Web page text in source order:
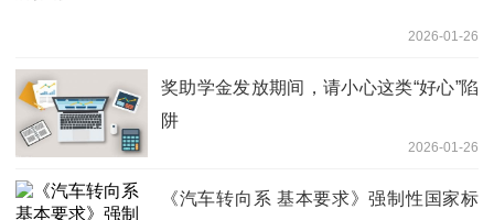
2026-01-26
奖助学金发放期间，请小心这类“好心”陷
阱
2026-01-26
《汽车转向系 基本要求》强制性国家标